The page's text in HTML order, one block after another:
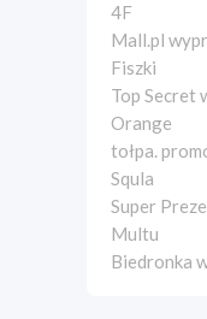
4F
Mall.pl
Fiszki
Top Secret
Orange
tołpa.
Squla
Super
Multu
Biedronka